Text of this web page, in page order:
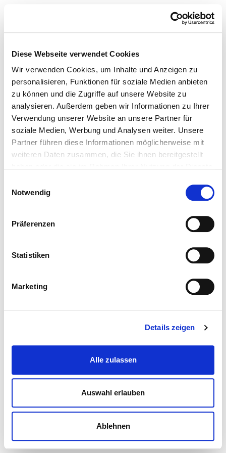
Diese Webseite verwendet Cookies
Wir verwenden Cookies, um Inhalte und Anzeigen zu
personalisieren, Funktionen für soziale Medien anbieten
zu können und die Zugriffe auf unsere Website zu
analysieren. Außerdem geben wir Informationen zu Ihrer
Verwendung unserer Website an unsere Partner für
soziale Medien, Werbung und Analysen weiter. Unsere
Partner führen diese Informationen möglicherweise mit
weiteren Daten zusammen, die Sie ihnen bereitgestellt
Notwendig
Präferenzen
Statistiken
Marketing
Details zeigen
Alle zulassen
Auswahl erlauben
Ablehnen